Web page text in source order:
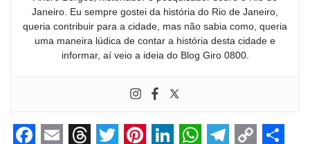
Janeiro. Eu sempre gostei da história do Rio de Janeiro,
queria contribuir para a cidade, mas não sabia como, queria
uma maneira lúdica de contar a história desta cidade e
informar, aí veio a ideia do Blog Giro 0800.